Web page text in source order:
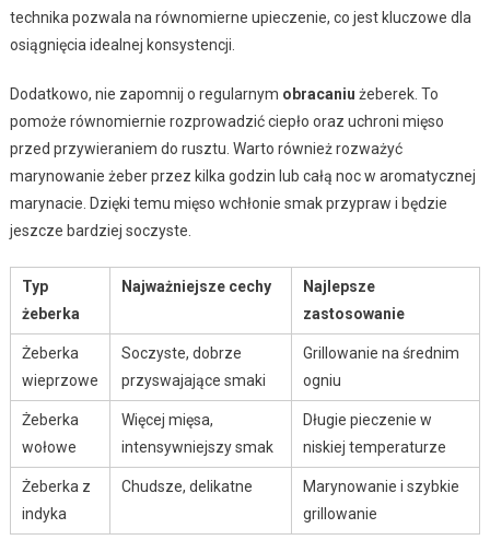
technika pozwala na równomierne upieczenie, co jest kluczowe dla
osiągnięcia idealnej konsystencji.
Dodatkowo, nie zapomnij o regularnym obracaniu żeberek. To
pomoże równomiernie rozprowadzić ciepło oraz uchroni mięso
przed przywieraniem do rusztu. Warto również rozważyć
marynowanie żeber przez kilka godzin lub całą noc w aromatycznej
marynacie. Dzięki temu mięso wchłonie smak przypraw i będzie
jeszcze bardziej soczyste.
Typ
żeberka
Najważniejsze cechy
Najlepsze
zastosowanie
Żeberka
wieprzowe
Soczyste, dobrze
przyswajające smaki
Grillowanie na średnim
ogniu
Żeberka
wołowe
Więcej mięsa,
intensywniejszy smak
Długie pieczenie w
niskiej temperaturze
Żeberka z
indyka
Chudsze, delikatne
Marynowanie i szybkie
grillowanie